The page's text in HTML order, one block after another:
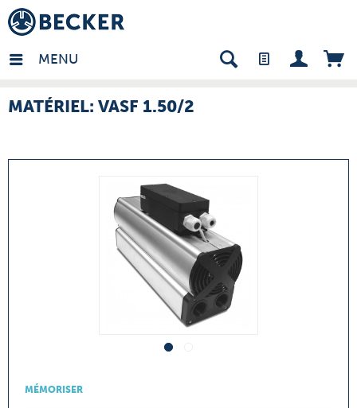
MENU
- FR
MATÉRIEL: VASF 1.50/2
MÉMORISER